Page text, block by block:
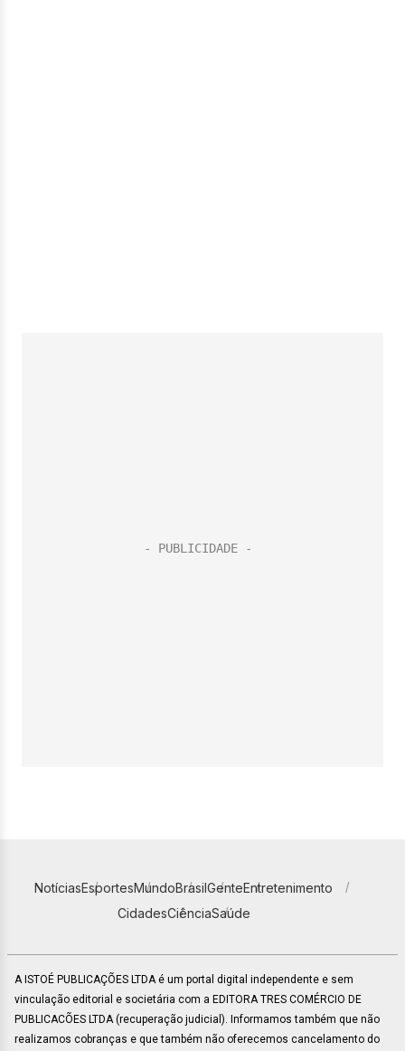
NotíciasEsportesMundoBrasilGenteEntretenimento
CidadesCiênciaSaúde
A ISTOÉ PUBLICAÇÕES LTDA é um portal digital independente e sem
vinculação editorial e societária com a EDITORA TRES COMÉRCIO DE
PUBLICACÕES LTDA (recuperação judicial). Informamos também que não
realizamos cobranças e que também não oferecemos cancelamento do